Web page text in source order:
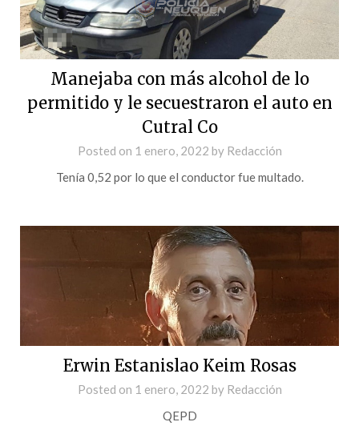
Manejaba con más alcohol de lo
permitido y le secuestraron el auto en
Cutral Co
Posted on 1 enero, 2022 by Redacción
Tenía 0,52 por lo que el conductor fue multado.
Erwin Estanislao Keim Rosas
Posted on 1 enero, 2022 by Redacción
QEPD